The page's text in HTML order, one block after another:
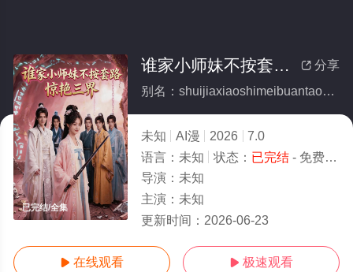
已完结/全集
 分享
谁家小师妹不按套路惊艳三界(全集)
别名：shuijiaxiaoshimeibuantaolujingyansanjie
未知 AI漫 2026
7.0
语言： 未知 状态： 已完结- 免费在线观看
导演： 未知
主演： 未知
更新时间： 2026-06-23
 在线观看  极速观看